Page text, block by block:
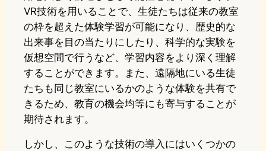
VR技術を用いることで、生徒たちは従来の教室
の枠を超えた体験学習が可能になり、歴史的な
出来事を目の当たりにしたり、科学的な実験を
仮想空間で行うなど、学習内容をより深く理解
することができます。また、遠隔地にいる生徒
たちも同じ教室にいるかのような体験を共有で
きるため、教育の機会均等にも寄与することが
期待されます。
しかし、このような技術の導入にはいくつかの